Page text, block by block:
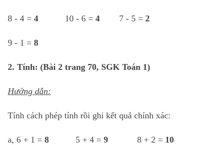
8 - 4 = 4 10 - 6 = 4 7 - 5 = 2
9 - 1 = 8
2. Tính: (Bài 2 trang 70, SGK Toán 1)
Hướng dẫn:
Tính cách phép tính rồi ghi kết quả chính xác:
a, 6 + 1 = 8 5 + 4 = 9 8 + 2 = 10